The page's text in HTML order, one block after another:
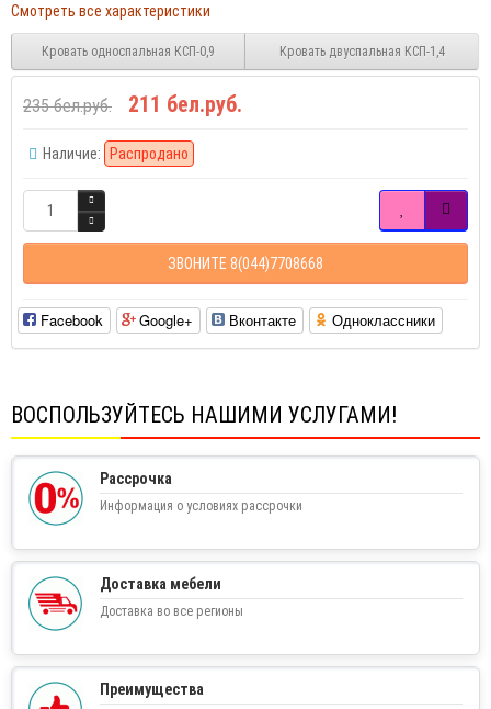
Смотреть все характеристики
Кровать односпальная КСП-0,9 Кровать двуспальная КСП-1,4
235 бел.руб. 211 бел.руб.
Наличие: Распродано
ЗВОНИТЕ 8(044)7708668
Facebook Google+ Вконтакте Одноклассники
ВОСПОЛЬЗУЙТЕСЬ НАШИМИ УСЛУГАМИ!
Рассрочка
Информация о условиях рассрочки
Доставка мебели
Доставка во все регионы
Преимущества